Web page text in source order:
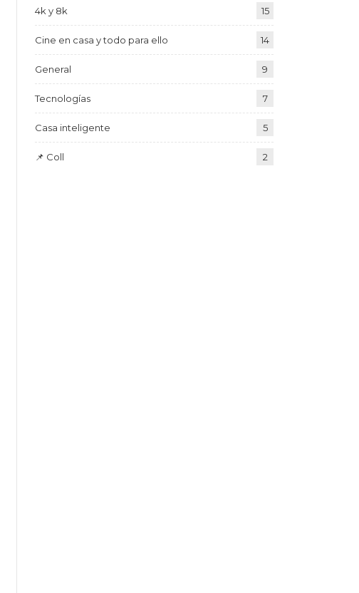
4k y 8k 15
Cine en casa y todo para ello 14
General 9
Tecnologías 7
Casa inteligente 5
📌 Coll 2